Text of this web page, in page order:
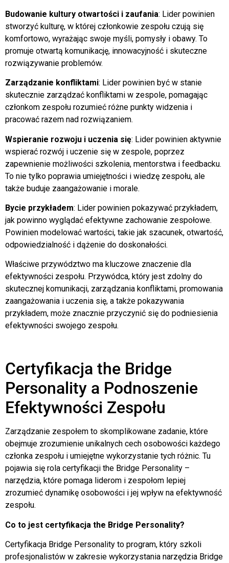
Budowanie kultury otwartości i zaufania: Lider powinien
stworzyć kulturę, w której członkowie zespołu czują się
komfortowo, wyrażając swoje myśli, pomysły i obawy. To
promuje otwartą komunikację, innowacyjność i skuteczne
rozwiązywanie problemów.
Zarządzanie konfliktami: Lider powinien być w stanie
skutecznie zarządzać konfliktami w zespole, pomagając
członkom zespołu rozumieć różne punkty widzenia i
pracować razem nad rozwiązaniem.
Wspieranie rozwoju i uczenia się: Lider powinien aktywnie
wspierać rozwój i uczenie się w zespole, poprzez
zapewnienie możliwości szkolenia, mentorstwa i feedbacku.
To nie tylko poprawia umiejętności i wiedzę zespołu, ale
także buduje zaangażowanie i morale.
Bycie przykładem: Lider powinien pokazywać przykładem,
jak powinno wyglądać efektywne zachowanie zespołowe.
Powinien modelować wartości, takie jak szacunek, otwartość,
odpowiedzialność i dążenie do doskonałości.
Właściwe przywództwo ma kluczowe znaczenie dla
efektywności zespołu. Przywódca, który jest zdolny do
skutecznej komunikacji, zarządzania konfliktami, promowania
zaangażowania i uczenia się, a także pokazywania
przykładem, może znacznie przyczynić się do podniesienia
efektywności swojego zespołu.
Certyfikacja the Bridge
Personality a Podnoszenie
Efektywności Zespołu
Zarządzanie zespołem to skomplikowane zadanie, które
obejmuje zrozumienie unikalnych cech osobowości każdego
członka zespołu i umiejętne wykorzystanie tych różnic. Tu
pojawia się rola certyfikacji the Bridge Personality –
narzędzia, które pomaga liderom i zespołom lepiej
zrozumieć dynamikę osobowości i jej wpływ na efektywność
zespołu.
Co to jest certyfikacja the Bridge Personality?
Certyfikacja Bridge Personality to program, który szkoli
profesjonalistów w zakresie wykorzystania narzędzia Bridge